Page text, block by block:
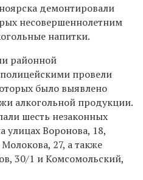
демонтировали
несовершеннолетним
напитки.
районной
провели
было выявлено
алкогольной продукции.
шесть незаконных
улицах Воронова, 18,
27, а также
30/1 и Комсомольский,